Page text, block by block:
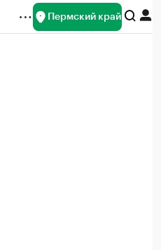
Пермский край